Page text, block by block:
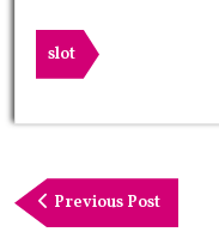
slot
Post
navigation
Previous PostPrevious
Post